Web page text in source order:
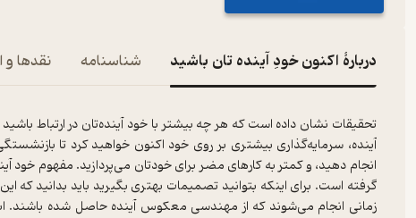
دربارۀ اکنون خودِ آینده تان باشید شناسنامه نقدها و
تحقیقات نشان داده است که هر چه بیشتر با خود آینده‌تان در ارتباط
آینده، سرمایه‌گذاری بیشتری بر روی خود اکنون خواهید کرد تا
انجام دهید، و کمتر به کارهای مضر برای خودتان می‌پردازید. مفهوم خود
گرفته است. برای اینکه بتوانید تصمیمات بهتری بگیرید باید بدانید
زمانی انجام می‌شوند که از مهندسی معکوس آینده حاصل شده باشند.